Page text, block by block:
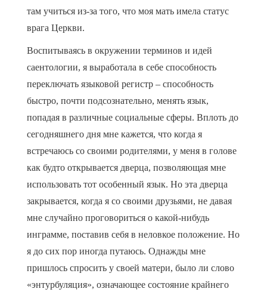
там учиться из-за того, что моя мать имела статус
врага Церкви.
Воспитываясь в окружении терминов и идей
саентологии, я выработала в себе способность
переключать языковой регистр – способность
быстро, почти подсознательно, менять язык,
попадая в различные социальные сферы. Вплоть до
сегодняшнего дня мне кажется, что когда я
встречаюсь со своими родителями, у меня в голове
как будто открывается дверца, позволяющая мне
использовать тот особенный язык. Но эта дверца
закрывается, когда я со своими друзьями, не давая
мне случайно проговориться о какой-нибудь
инграмме, поставив себя в неловкое положение. Но
я до сих пор иногда путаюсь. Однажды мне
пришлось спросить у своей матери, было ли слово
«энтурбуляция», означающее состояние крайнего